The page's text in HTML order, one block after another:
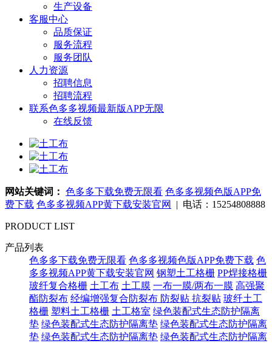
生产设备
客服中心
品质保证
服务流程
服务团队
人力资源
招聘信息
招聘流程
联系色多多视频最新版APP无限
在线反馈
网站关键词： 色多多下载免费无限看 色多多视频色版APP免
费下载 色多多视频APP黄下载安装官网 | 电话：15254808888
PRODUCT LIST
产品列表
色多多下载免费无限看 色多多视频色版APP免费下载 色
多多视频APP黄下载安装官网 钢塑土工格栅 PP焊接格栅
玻纤复合格栅 土工布 土工膜 一布一膜/两布一膜 高强聚
酯防裂布 经编增强复合防裂布 防裂贴 抗裂贴 玻纤土工
格栅 塑料土工格栅 土工格室 绿色装配式生态防护隔离
垫 绿色装配式生态防护隔离垫 绿色装配式生态防护隔离
垫 绿色装配式生态防护隔离垫 绿色装配式生态防护隔离